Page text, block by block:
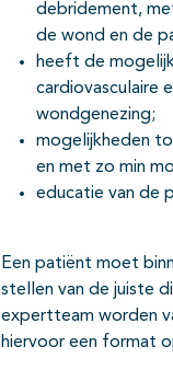
debridement,
de wond en de
heeft de
cardiovasculaire
wondgenezing;
mogelijkheden
en met zo min
educatie van de
Een patiënt moet
stellen van de juiste
expertteam worden
hiervoor een format